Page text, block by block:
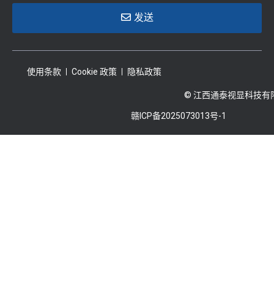
发送
使用条款 Cookie 政策 隐私政策
© 江西通泰视显科技有
赣ICP备2025073013号-1